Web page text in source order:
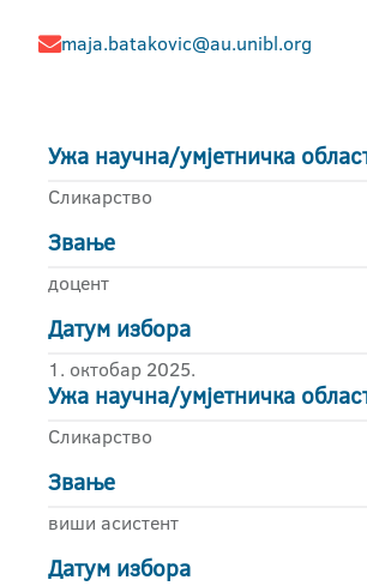
maja.batakovic@au.unibl.org
Ужа научна/умјетничка
Сликарство
Звање
доцент
Датум избора
1. октобар 2025.
Ужа научна/умјетничка
Сликарство
Звање
виши асистент
Датум избора